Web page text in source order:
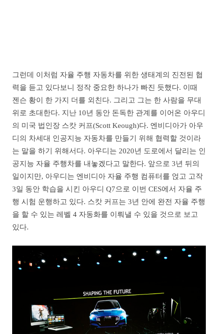
그런데 이처럼 자율 주행 자동차를 위한 생태계의 진전된 협
력을 듣고 있다보니 정작 중요한 하나가 빠진 듯했다. 이때
젠슨 황이 한 가지 더를 외친다. 그리고 그는 한 사람을 무대
위로 초대한다. 지난 10년 동안 돈독한 관계를 이어온 아우디
의 미국 법인장 스캇 커프(Scott Keough)다. 엔비디아가 아우
디의 차세대 인공지능 자동차를 만들기 위해 협력할 것이라
는 말을 하기 위해서다. 아우디는 2020년 도로에서 달리는 인
공지능 자율 주행차를 내놓겠다고 말한다. 앞으로 3년 뒤의
일이지만, 아우디는 엔비디아 자율 주행 컴퓨터를 얹고 고작
3일 동안 학습을 시킨 아우디 Q7으로 이번 CES에서 자율 주
행 시험 운행하고 있다. 스캇 커프는 3년 안에 완전 자율 주행
을 할 수 있는 레벨 4 자동화를 이뤄낼 수 있을 것으로 보고
있다.